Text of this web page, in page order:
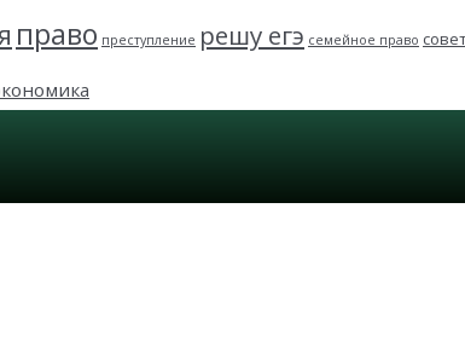
право преступление решу егэ семейное право